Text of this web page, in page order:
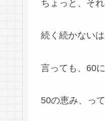
ちょっと、そ
続く続かないは
言っても、60
50の恵み、っ